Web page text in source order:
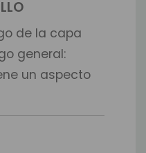
de la capa
general:
un aspecto